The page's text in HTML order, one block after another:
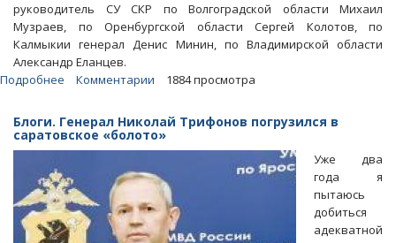
руководитель СУ СКР по Волгоградской области Михаил
Музраев, по Оренбургской области Сергей Колотов, по
Калмыкии генерал Денис Минин, по Владимирской области
Александр Еланцев.
Подробнее
Глава
СУ
СКР
Николай
Никитин
отправлен
в
отставку
Комментарии 1884 просмотра
Блоги. Генерал Николай Трифонов погрузился в
саратовское «болото»
Уже два
года я
пытаюсь
добиться
адекватной